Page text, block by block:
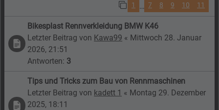
1 … 7 8 9 10 11
Bikesplast Rennverkleidung BMW K46
Letzter Beitrag von Kawa99 « Mittwoch 28. Januar
2026, 21:51
Antworten: 3
Tips und Tricks zum Bau von Rennmaschinen
Letzter Beitrag von kadett 1 « Montag 29. Dezember
2025, 18:11